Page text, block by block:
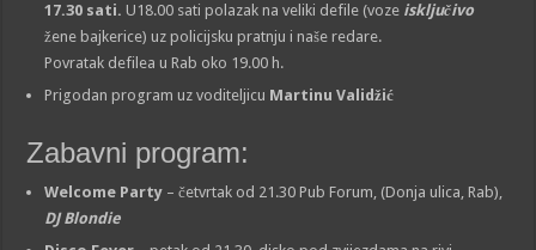
17.30 sati. U18.00 sati polazak na veliki defile (voze isključivo
žene bajkerice) uz policijsku pratnju i naše redare.
Povratak defilea u Rab oko 19.00 h.
Prigodan program uz voditeljicu Martinu Validžić
Zabavni program:
Welcome Party – četvrtak od 21.30 Pub Forum, (Donja ulica, Rab),
DJ Blondie